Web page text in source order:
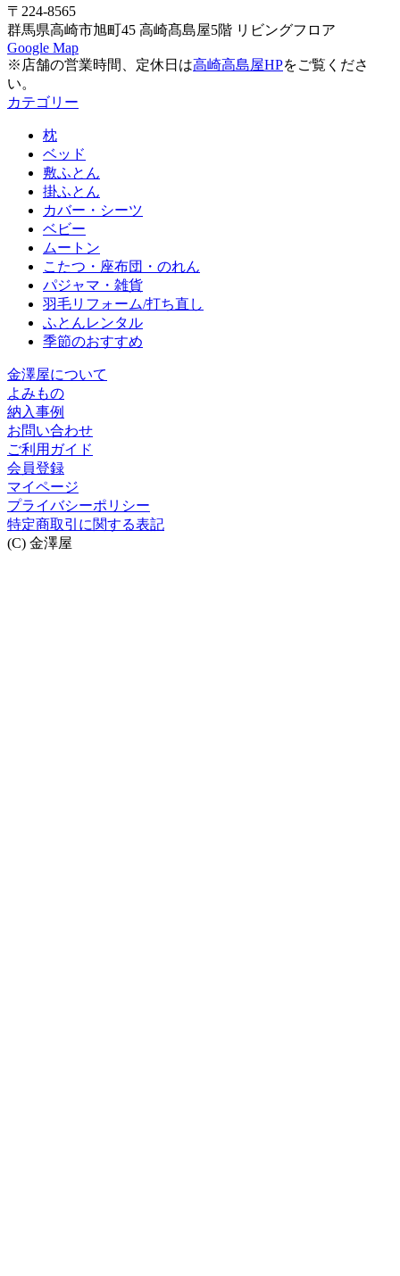
〒224-8565
群馬県高崎市旭町45 高崎髙島屋5階 リビングフロア
Google Map
※店舗の営業時間、定休日は高崎高島屋HPをご覧くださ
い。
カテゴリー
枕
ベッド
敷ふとん
掛ふとん
カバー・シーツ
ベビー
ムートン
こたつ・座布団・のれん
パジャマ・雑貨
羽毛リフォーム/打ち直し
ふとんレンタル
季節のおすすめ
金澤屋について
よみもの
納入事例
お問い合わせ
ご利用ガイド
会員登録
マイページ
プライバシーポリシー
特定商取引に関する表記
(C) 金澤屋